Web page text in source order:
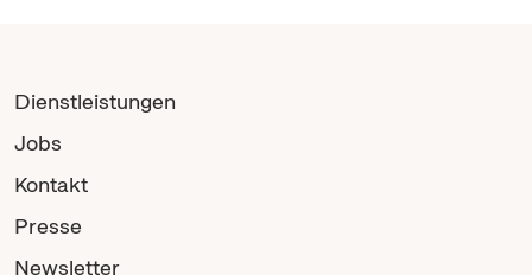
Dienstleistungen
Jobs
Kontakt
Presse
Newsletter